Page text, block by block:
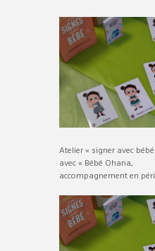
Atelier « signer avec
avec « Bébé Ohana,
accompagnement en